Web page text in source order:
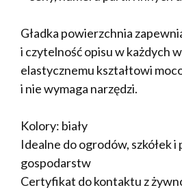
Gładka powierzchnia
i czytelność opisu w każdych
elastycznemu kształtowi
i nie wymaga narzędzi.
Kolory: biały
Idealne do ogrodów, szkółek
gospodarstw
Certyfikat do kontaktu z